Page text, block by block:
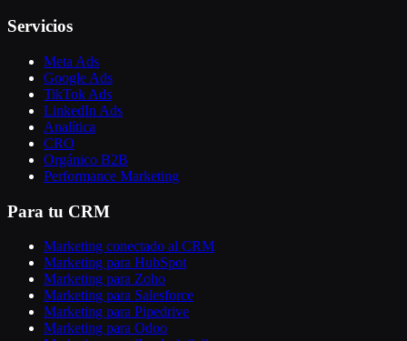
Servicios
Meta Ads
Google Ads
TikTok Ads
LinkedIn Ads
Analítica
CRO
Orgánico B2B
Performance Marketing
Para tu CRM
Marketing conectado al CRM
Marketing para HubSpot
Marketing para Zoho
Marketing para Salesforce
Marketing para Pipedrive
Marketing para Odoo